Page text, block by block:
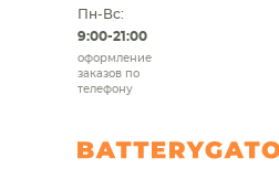
Пн-Вс:
9:00-21:00
оформление
заказов по
телефону